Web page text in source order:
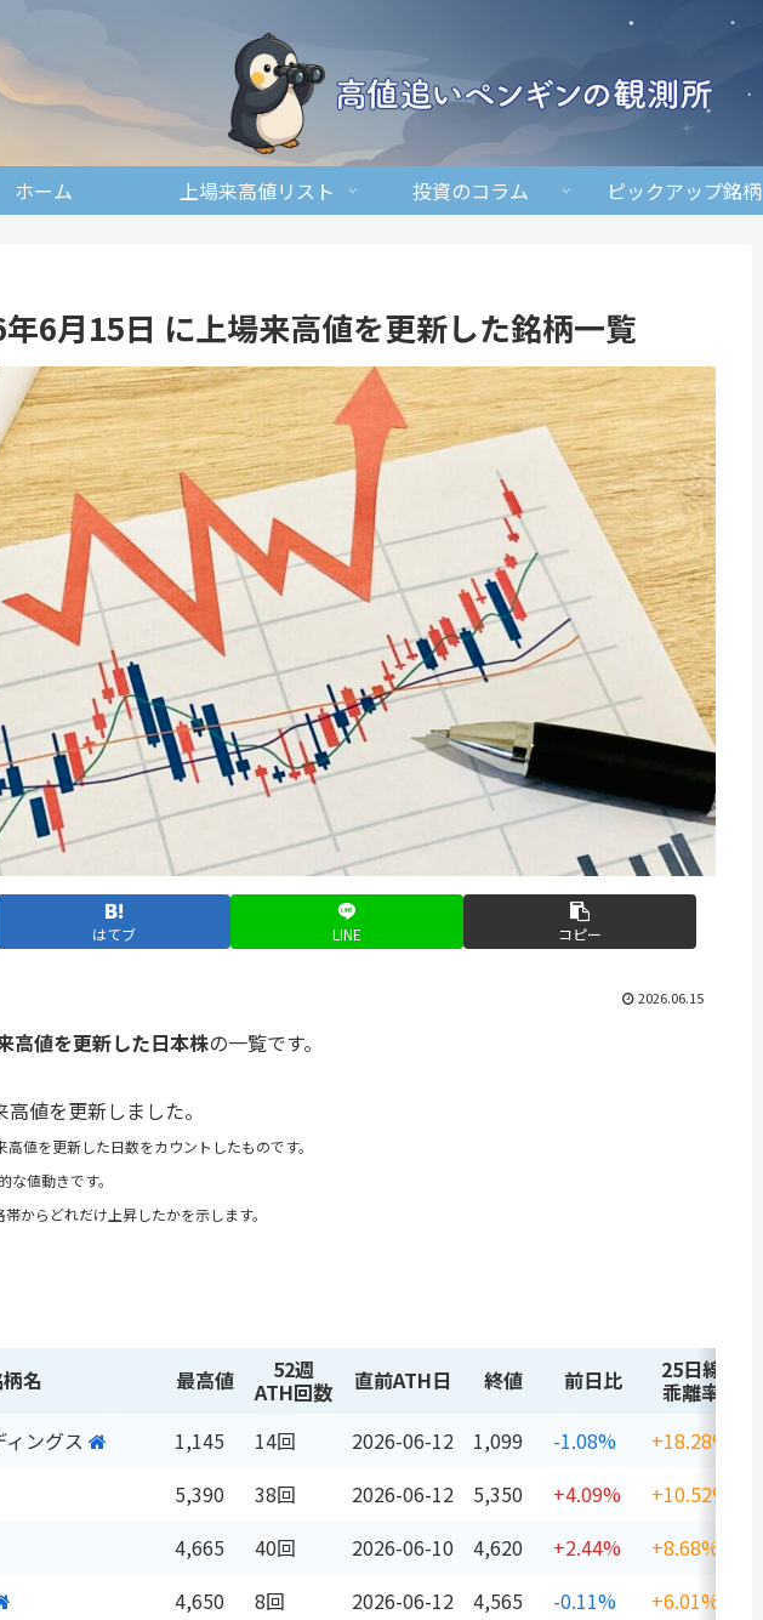
ホーム 上場来高値リスト 投資のコラム ピックアップ銘柄
年6月15日 に上場来高値を更新した銘柄一覧
はてブ LINE コピー
2026.06.15
高値を更新した日本株の一覧です。
値を更新しました。
値を更新した日数をカウントしたものです。
値動きです。
からどれだけ上昇したかを示します。
名 最高値 52週
ATH回数 直前ATH日 終値 前日比 25日線
乖離率
ングス 1,145 14回 2026-06-12 1,099 -1.08% +18.28%
5,390 38回 2026-06-12 5,350 +4.09% +10.52%
4,665 40回 2026-06-10 4,620 +2.44% +8.68%
4,650 8回 2026-06-12 4,565 -0.11% +6.01%